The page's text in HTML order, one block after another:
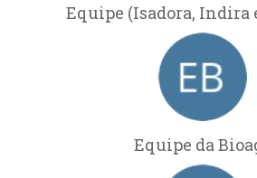
Equipe (Isadora, Indira
Equipe da